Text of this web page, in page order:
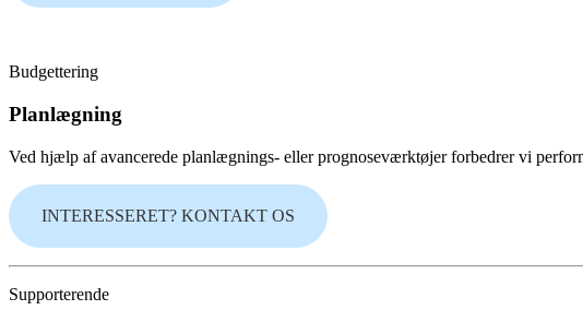
Budgettering
Planlægning
Ved hjælp af avancerede planlægnings- eller prognoseværktøjer forbedrer vi
INTERESSERET? KONTAKT OS
Supporterende